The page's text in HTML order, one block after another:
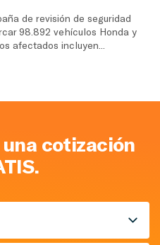
de revisión de seguridad
98.892 vehículos Honda y
afectados incluyen...
cotización